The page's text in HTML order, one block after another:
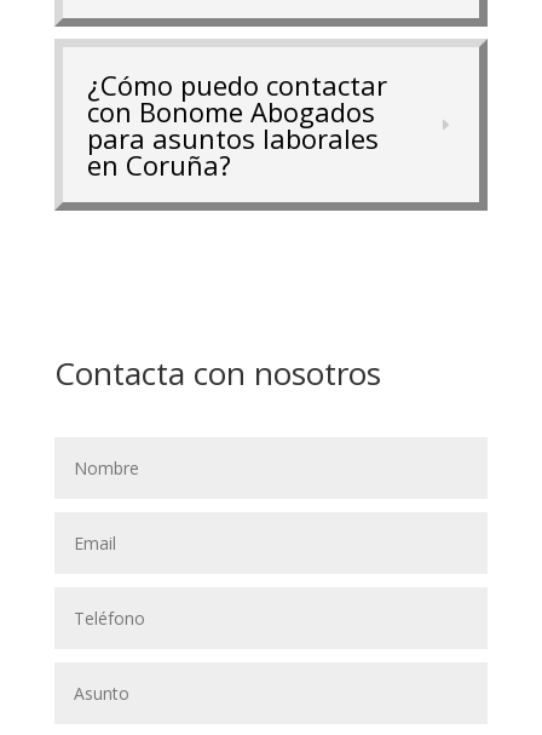
¿Cómo puedo contactar
con Bonome Abogados
para asuntos laborales
en Coruña?
Contacta con nosotros